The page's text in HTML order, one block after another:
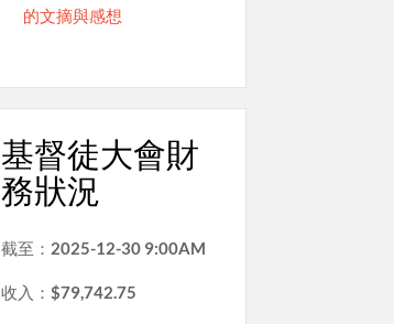
的文摘與感想
基督徒大會財
務狀況
截至： 2025-12-30 9:00AM
收入： $79,742.75